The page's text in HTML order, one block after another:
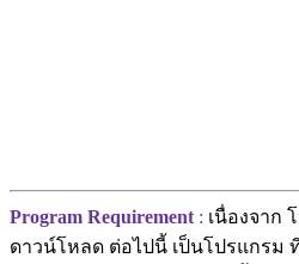
Program Requirement: เนื่องจาก
ดาวน์โหลด ต่อไปนี้ เป็นโปรแกรม